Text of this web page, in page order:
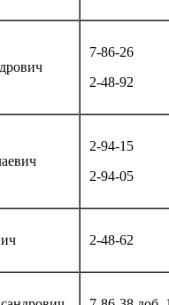
7-86-26
2-48-92
2-94-15
2-94-05
2-48-62